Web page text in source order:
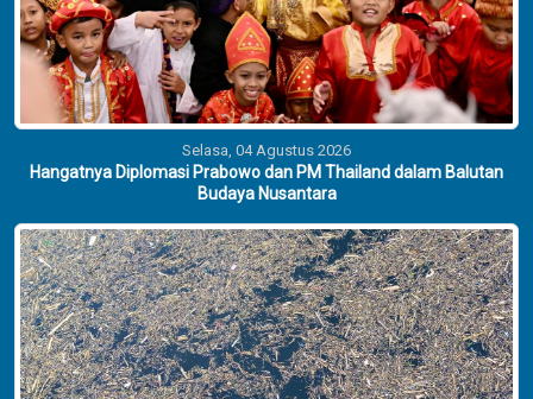
Selasa, 04 Agustus 2026
Hangatnya Diplomasi Prabowo dan PM Thailand dalam Balutan
Budaya Nusantara